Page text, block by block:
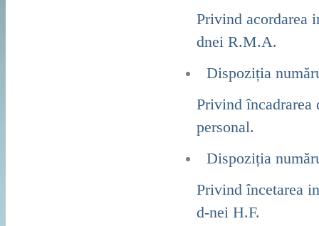
Privind acordarea
dnei R.M.A.
Dispoziția
Privind încadrarea
personal.
Dispoziția
Privind încetarea
d-nei H.F.